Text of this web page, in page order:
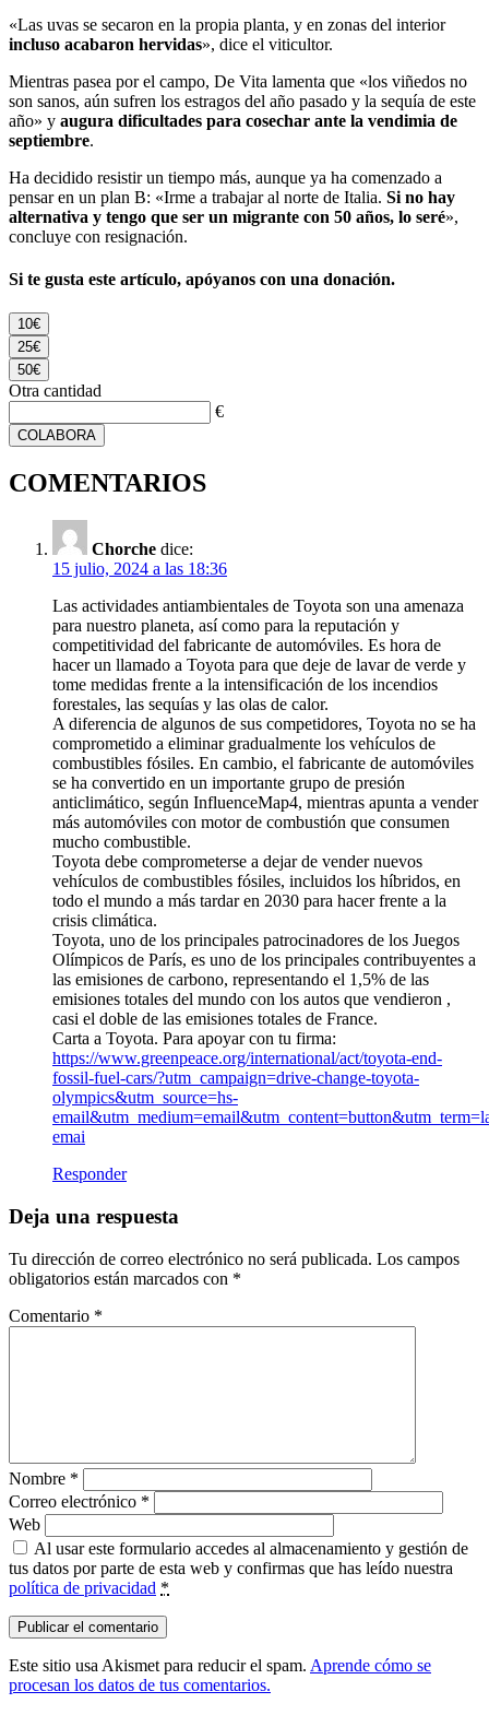
«Las uvas se secaron en la propia planta, y en zonas del interior
incluso acabaron hervidas», dice el viticultor.
Mientras pasea por el campo, De Vita lamenta que «los viñedos no
son sanos, aún sufren los estragos del año pasado y la sequía de este
año» y augura dificultades para cosechar ante la vendimia de
septiembre.
Ha decidido resistir un tiempo más, aunque ya ha comenzado a
pensar en un plan B: «Irme a trabajar al norte de Italia. Si no hay
alternativa y tengo que ser un migrante con 50 años, lo seré»,
concluye con resignación.
Si te gusta este artículo, apóyanos con una donación.
10€
25€
50€
Otra cantidad
€
COLABORA
COMENTARIOS
Chorche dice:
15 julio, 2024 a las 18:36
Las actividades antiambientales de Toyota son una amenaza
para nuestro planeta, así como para la reputación y
competitividad del fabricante de automóviles. Es hora de
hacer un llamado a Toyota para que deje de lavar de verde y
tome medidas frente a la intensificación de los incendios
forestales, las sequías y las olas de calor.
A diferencia de algunos de sus competidores, Toyota no se ha
comprometido a eliminar gradualmente los vehículos de
combustibles fósiles. En cambio, el fabricante de automóviles
se ha convertido en un importante grupo de presión
anticlimático, según InfluenceMap4, mientras apunta a vender
más automóviles con motor de combustión que consumen
mucho combustible.
Toyota debe comprometerse a dejar de vender nuevos
vehículos de combustibles fósiles, incluidos los híbridos, en
todo el mundo a más tardar en 2030 para hacer frente a la
crisis climática.
Toyota, uno de los principales patrocinadores de los Juegos
Olímpicos de París, es uno de los principales contribuyentes a
las emisiones de carbono, representando el 1,5% de las
emisiones totales del mundo con los autos que vendieron ,
casi el doble de las emisiones totales de France.
Carta a Toyota. Para apoyar con tu firma:
https://www.greenpeace.org/international/act/toyota-end-
fossil-fuel-cars/?utm_campaign=drive-change-toyota-
olympics&utm_source=hs-
emai
Responder
Deja una respuesta
Tu dirección de correo electrónico no será publicada. Los campos
obligatorios están marcados con *
Comentario *
Nombre *
Correo electrónico *
Web
Al usar este formulario accedes al almacenamiento y gestión de
tus datos por parte de esta web y confirmas que has leído nuestra
política de privacidad *
Este sitio usa Akismet para reducir el spam. Aprende cómo se
procesan los datos de tus comentarios.